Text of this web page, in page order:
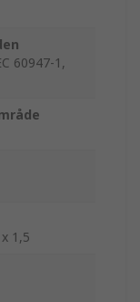
60947-1,
1,5